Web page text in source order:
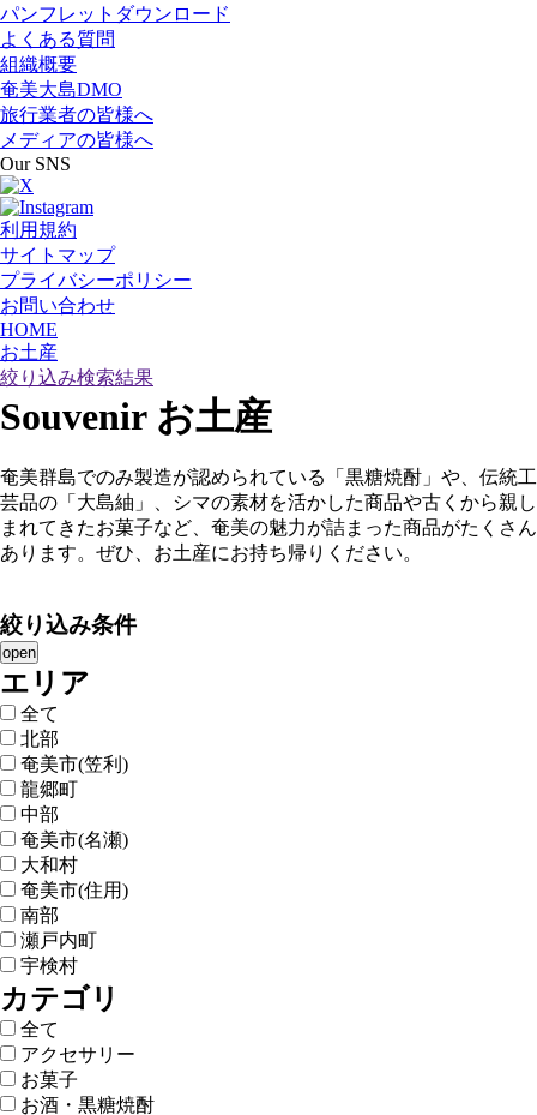
パンフレットダウンロード
よくある質問
組織概要
奄美大島DMO
旅行業者の皆様へ
メディアの皆様へ
Our SNS
利用規約
サイトマップ
プライバシーポリシー
お問い合わせ
HOME
お土産
絞り込み検索結果
Souvenir お土産
奄美群島でのみ製造が認められている「黒糖焼酎」や、伝統工
芸品の「大島紬」、シマの素材を活かした商品や古くから親し
まれてきたお菓子など、奄美の魅力が詰まった商品がたくさん
あります。ぜひ、お土産にお持ち帰りください。
絞り込み条件
open
エリア
全て
北部
奄美市(笠利)
龍郷町
中部
奄美市(名瀬)
大和村
奄美市(住用)
南部
瀬戸内町
宇検村
カテゴリ
全て
アクセサリー
お菓子
お酒・黒糖焼酎